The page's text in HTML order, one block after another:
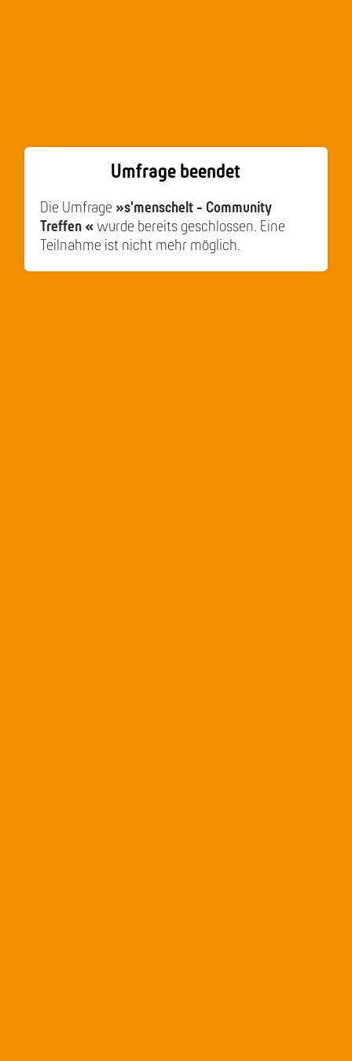
Umfrage beendet
Die Umfrage »s'menschelt - Community
Treffen « wurde bereits geschlossen. Eine
Teilnahme ist nicht mehr möglich.